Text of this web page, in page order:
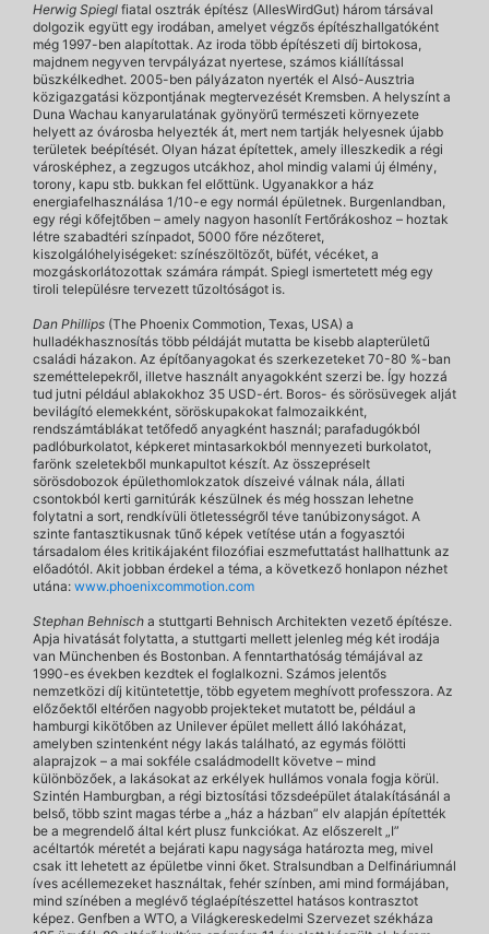
Herwig Spiegl fiatal osztrák építész (AllesWirdGut) három társával
dolgozik együtt egy irodában, amelyet végzős építészhallgatóként
még 1997-ben alapítottak. Az iroda több építészeti díj birtokosa,
majdnem negyven tervpályázat nyertese, számos kiállítással
büszkélkedhet. 2005-ben pályázaton nyerték el Alsó-Ausztria
közigazgatási központjának megtervezését Kremsben. A helyszínt a
Duna Wachau kanyarulatának gyönyörű természeti környezete
helyett az óvárosba helyezték át, mert nem tartják helyesnek újabb
területek beépítését. Olyan házat építettek, amely illeszkedik a régi
városképhez, a zegzugos utcákhoz, ahol mindig valami új élmény,
torony, kapu stb. bukkan fel előttünk. Ugyanakkor a ház
energiafelhasználása 1/10-e egy normál épületnek. Burgenlandban,
egy régi kőfejtőben – amely nagyon hasonlít Fertőrákoshoz – hoztak
létre szabadtéri színpadot, 5000 főre nézőteret,
kiszolgálóhelyiségeket: színészöltözőt, büfét, vécéket, a
mozgáskorlátozottak számára rámpát. Spiegl ismertetett még egy
tiroli településre tervezett tűzoltóságot is.
Dan Phillips (The Phoenix Commotion, Texas, USA) a
hulladékhasznosítás több példáját mutatta be kisebb alapterületű
családi házakon. Az építőanyagokat és szerkezeteket 70-80 %-ban
szeméttelepekről, illetve használt anyagokként szerzi be. Így hozzá
tud jutni például ablakokhoz 35 USD-ért. Boros- és sörösüvegek alját
bevilágító elemekként, söröskupakokat falmozaikként,
rendszámtáblákat tetőfedő anyagként használ; parafadugókból
padlóburkolatot, képkeret mintasarkokból mennyezeti burkolatot,
farönk szeletekből munkapultot készít. Az összepréselt
sörösdobozok épülethomlokzatok díszeivé válnak nála, állati
csontokból kerti garnitúrák készülnek és még hosszan lehetne
folytatni a sort, rendkívüli ötletességről téve tanúbizonyságot. A
szinte fantasztikusnak tűnő képek vetítése után a fogyasztói
társadalom éles kritikájaként filozófiai eszmefuttatást hallhattunk az
előadótól. Akit jobban érdekel a téma, a következő honlapon nézhet
utána: www.phoenixcommotion.com
Stephan Behnisch a stuttgarti Behnisch Architekten vezető építésze.
Apja hivatását folytatta, a stuttgarti mellett jelenleg még két irodája
van Münchenben és Bostonban. A fenntarthatóság témájával az
1990-es években kezdtek el foglalkozni. Számos jelentős
nemzetközi díj kitüntetettje, több egyetem meghívott professzora. Az
előzőektől eltérően nagyobb projekteket mutatott be, például a
hamburgi kikötőben az Unilever épület mellett álló lakóházat,
amelyben szintenként négy lakás található, az egymás fölötti
alaprajzok – a mai sokféle családmodellt követve – mind
különbözőek, a lakásokat az erkélyek hullámos vonala fogja körül.
Szintén Hamburgban, a régi biztosítási tőzsdeépület átalakításánál a
belső, több szint magas térbe a „ház a házban” elv alapján építették
be a megrendelő által kért plusz funkciókat. Az előszerelt „I”
acéltartók méretét a bejárati kapu nagysága határozta meg, mivel
csak itt lehetett az épületbe vinni őket. Stralsundban a Delfináriumnál
íves acéllemezeket használtak, fehér színben, ami mind formájában,
mind színében a meglévő téglaépítészettel hatásos kontrasztot
képez. Genfben a WTO, a Világkereskedelmi Szervezet székháza